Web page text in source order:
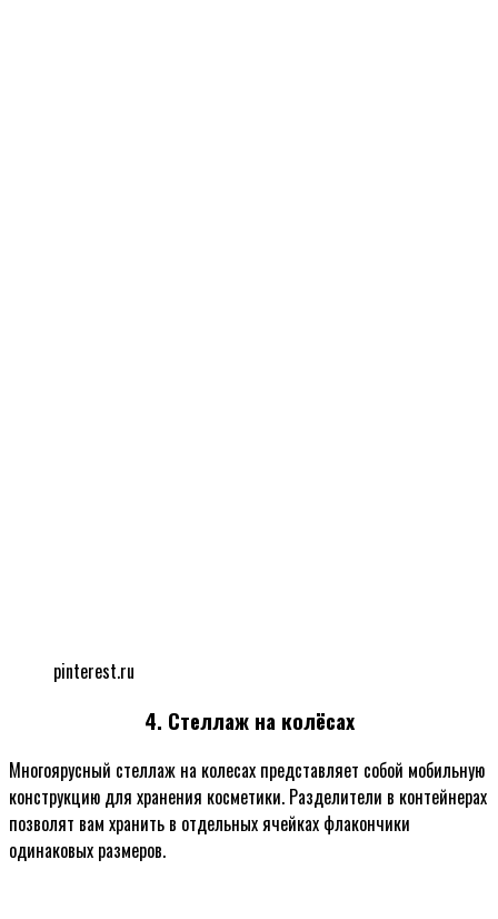
pinterest.ru
4. Стеллаж на колёсах
Многоярусный стеллаж на колесах представляет собой мобильную
конструкцию для хранения косметики. Разделители в контейнерах
позволят вам хранить в отдельных ячейках флакончики
одинаковых размеров.